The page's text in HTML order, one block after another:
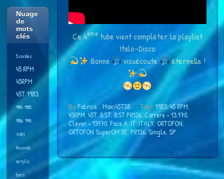
Ce 4èmetube vient compléter la playlist
Italo-Disco
Bonne
visuécoute éternelle !
By Fabrice• Maxi45T38 • • Tags: 1983,45 RPM,
45RPM, 45T,BST, BST PR136, Carrere ‎– 13.170,
Clever ‎– 13170, Face A,IT,ITALY,ORTOFON,
ORTOFON SuperOM 5E, PR136,Single, SP
Nuage
de
mots
clés
5 cordes
45 RPM
45RPM
45T 1983
1984 1985
1986 1990
A&M
Records
acrylic
bass